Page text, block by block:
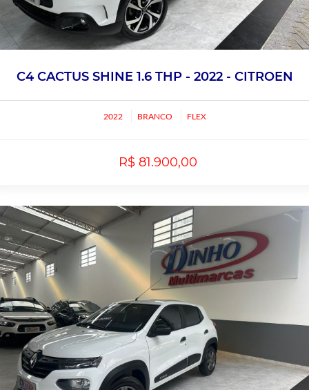
C4 CACTUS SHINE 1.6 THP - 2022 - CITROEN
2022 BRANCO FLEX
R$ 81.900,00